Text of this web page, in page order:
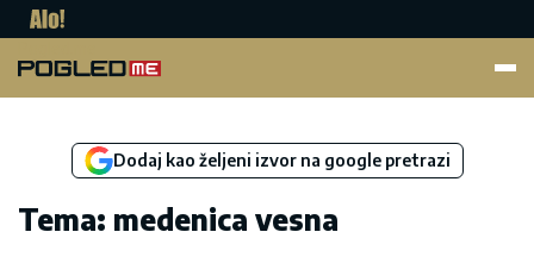
Dodaj kao željeni izvor na google pretrazi
Tema: medenica vesna